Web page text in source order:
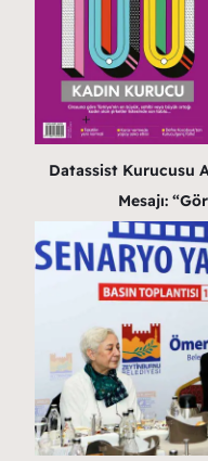
Datassist Kurucusu
Mesajı: